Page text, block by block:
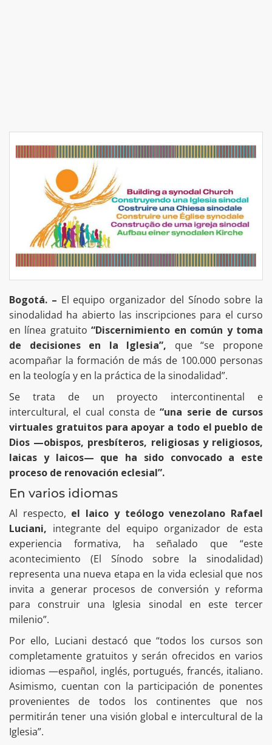
Bogotá. – El equipo organizador del Sínodo sobre la
sinodalidad ha abierto las inscripciones para el curso
en línea gratuito“Discernimiento en común y toma
de decisiones en la Iglesia”, que “se propone
acompañar la formación de más de 100.000 personas
en la teología y en la práctica de la sinodalidad”.
Se trata de un proyecto intercontinental e
intercultural, el cual consta de“una serie de cursos
virtuales gratuitos para apoyar a todo el pueblo de
Dios —obispos, presbíteros, religiosas y religiosos,
laicas y laicos— que ha sido convocado a este
proceso de renovación eclesial”.
En varios idiomas
Al respecto, el laico y teólogo venezolano Rafael
Luciani, integrante del equipo organizador de esta
experiencia formativa, ha señalado que “este
acontecimiento (El Sínodo sobre la sinodalidad)
representa una nueva etapa en la vida eclesial que nos
invita a generar procesos de conversión y reforma
para construir una Iglesia sinodal en este tercer
milenio”.
Por ello, Luciani destacó que “todos los cursos son
completamente gratuitos y serán ofrecidos en varios
idiomas —español, inglés, portugués, francés, italiano.
Asimismo, cuentan con la participación de ponentes
provenientes de todos los continentes que nos
permitirán tener una visión global e intercultural de la
Iglesia”.